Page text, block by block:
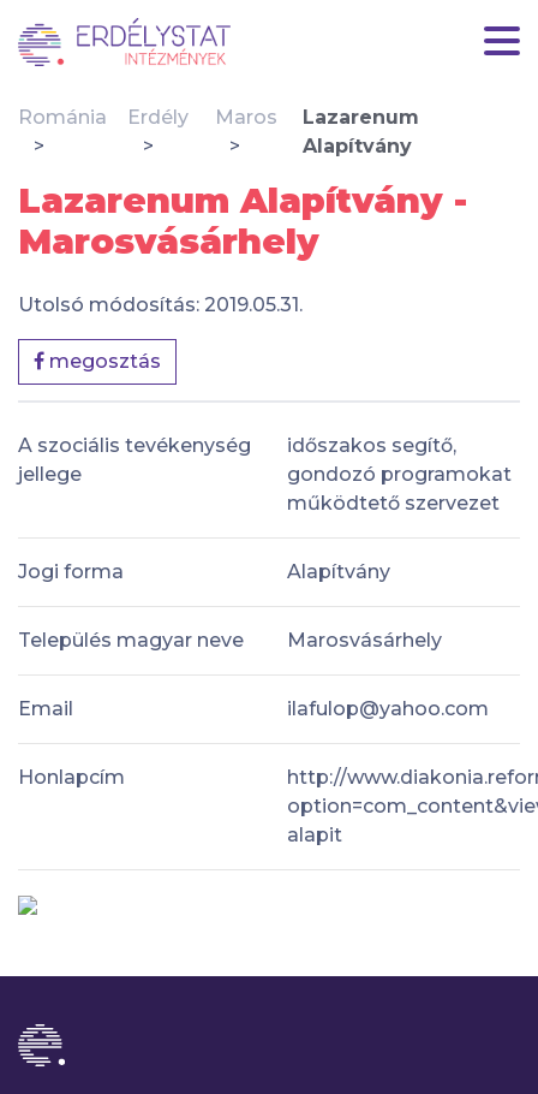
Románia Erdély Maros
Lazarenum
Alapítvány
Lazarenum Alapítvány -
Marosvásárhely
Utolsó módosítás: 2019.05.31.
megosztás
A szociális tevékenység
jellege
időszakos segítő,
gondozó programokat
működtető szervezet
Jogi forma Alapítvány
Település magyar neve Marosvásárhely
Email ilafulop@yahoo.com
Honlapcím
http://
alapit